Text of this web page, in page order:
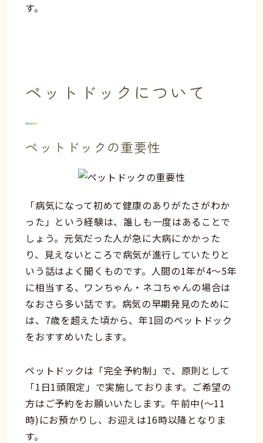
す。
ペットドックについて
ペットドックの重要性
「病気になって初めて健康のありがたさがわか
った」という経験は、誰しも一度はあることで
しょう。元気だった人が急に大病にかかった
り、見えないところで病気が進行していたりと
いう話はよく聞くものです。人間の1年が4～5年
に相当する、ワンちゃん・ネコちゃんの場合は
なおさら多い話です。病気の早期発見のために
は、7歳を超えた頃から、年1回のペットドック
をおすすめいたします。
ペットドックは「完全予約制」で、原則として
「1日1頭限定」で実施しております。ご希望の
方はご予約をお願いいたします。午前中(～11
時)にお預かりし、お迎えは16時以降となりま
す。